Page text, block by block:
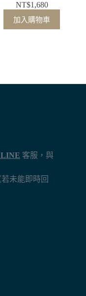
NT$1,680
加入購物車
LINE 客服，與
未能即時回